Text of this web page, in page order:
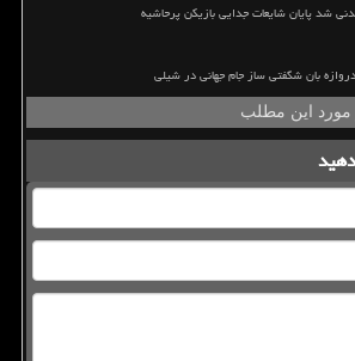
شد پایان شایعات جدایی بازیکن پرحاشیه
بان شگفتی ساز جام جهانی در شیلی
مورد این مطلب